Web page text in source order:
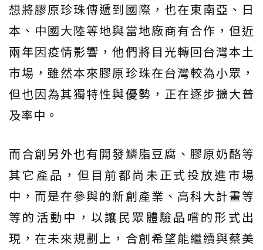
想將膠原珍珠傳遞到國際，也在東南亞、日
本、中國大陸等地與當地廠商有合作，但近
兩年因疫情影響，他們將目光轉回台灣本土
市場，雖然本來膠原珍珠在台灣較為小眾，
但也因為其獨特性與優勢，正在逐步擴大普
及率中。
而合創另外也有開發鱗脂豆腐、膠原奶酪等
其它產品，但目前都尚未正式投放進市場
中，而是在參與的新創產業、高科大計畫等
等的活動中，以讓民眾體驗品嚐的形式出
現，在未來規劃上，合創希望能繼續與蔡美